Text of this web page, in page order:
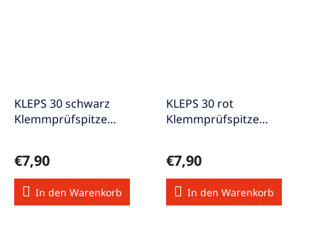
KLEPS 30 schwarz
Klemmprüfspitze
€7,90
In den Warenkorb
KLEPS 30 rot
Klemmprüfspitze
€7,90
In den Warenkorb